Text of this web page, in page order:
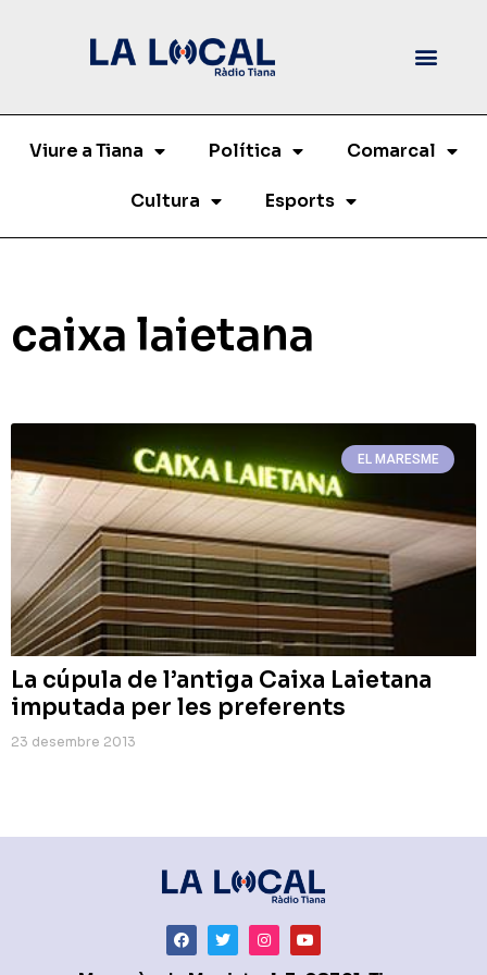
Viure a Tiana Política Comarcal
Cultura Esports
caixa laietana
EL MARESME
La cúpula de l’antiga Caixa Laietana
imputada per les preferents
23 desembre 2013